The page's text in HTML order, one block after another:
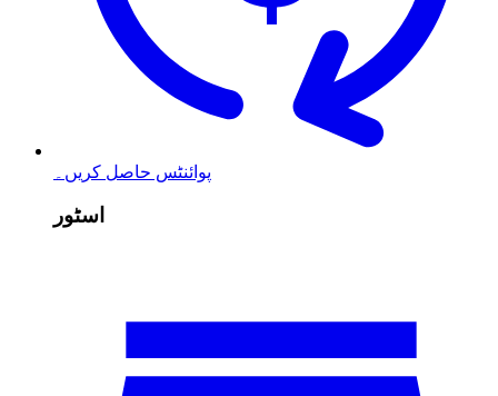
پوائنٹس حاصل کریں۔
اسٹور